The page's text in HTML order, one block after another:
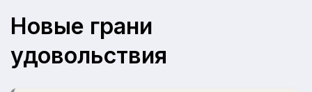
Новые грани
удовольствия